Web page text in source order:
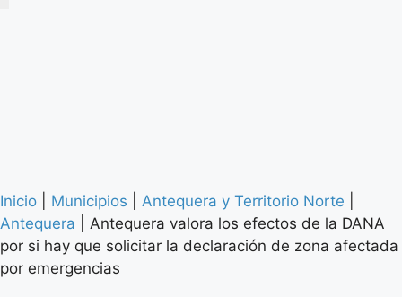
Inicio Municipios Antequera y Territorio Norte
Antequera
Antequera valora los efectos de la DANA
por si hay que solicitar la declaración de zona afectada
por emergencias